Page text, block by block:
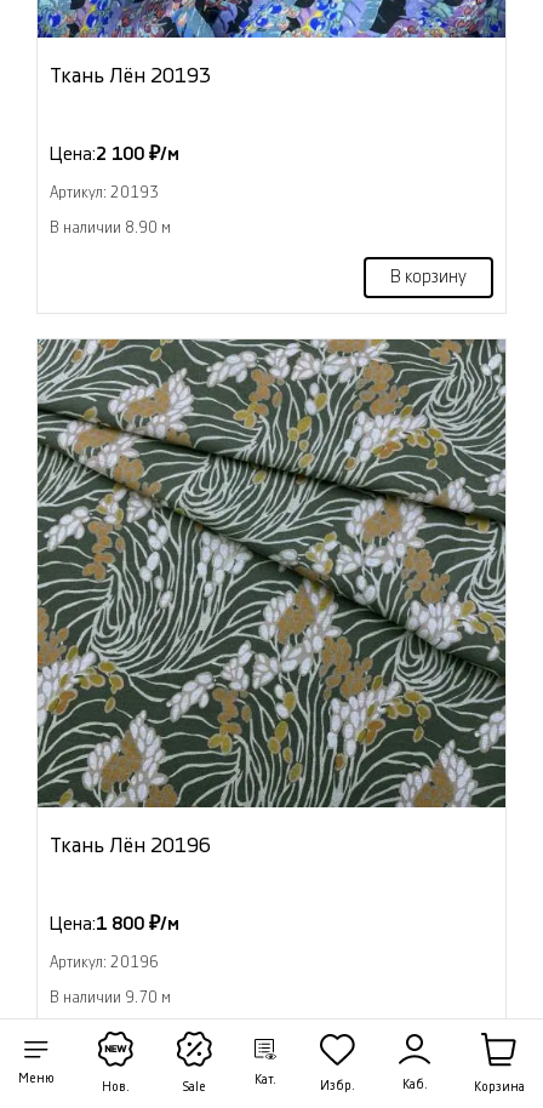
Меню
Нов. Sale
Кат. Избр. Каб. Корзина
Ткань Лён 20193
Цена:2 100 ₽/м
Артикул: 20193
В наличии 8.90 м
В корзину
Ткань Лён 20196
Цена:1 800 ₽/м
Артикул: 20196
В наличии 9.70 м
В корзину